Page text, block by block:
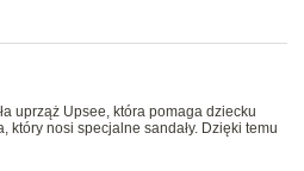
uprząż Upsee, która pomaga dziecku
nosi specjalne sandały. Dzięki temu